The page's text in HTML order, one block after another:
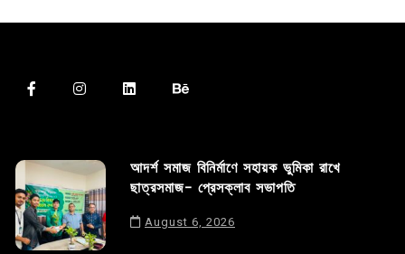
আদর্শ সমাজ বিনির্মাণে সহায়ক ভুমিকা রাখে
ছাত্রসমাজ- প্রেসক্লাব সভাপতি
August 6, 2026